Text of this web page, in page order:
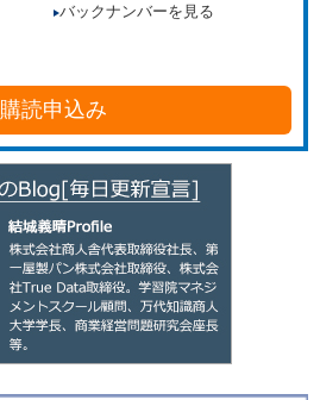
バックナンバーを見る
購読申込み